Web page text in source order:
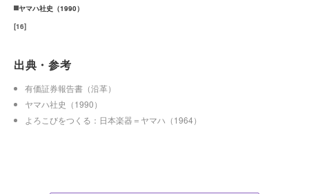
ヤマハ社史（1990）
[16]
出典・参考
有価証券報告書（沿革）
ヤマハ社史（1990）
よろこびをつくる：日本楽器＝ヤマハ（1964）